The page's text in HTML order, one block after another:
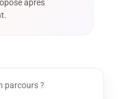
après
parcours ?